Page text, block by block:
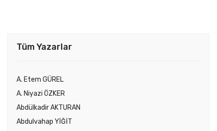
Tüm Yazarlar
A. Etem GÜREL
A. Niyazi ÖZKER
Abdülkadir AKTURAN
Abdulvahap YİĞİT